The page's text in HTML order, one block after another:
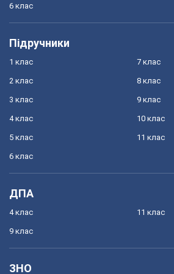
6 клас
Підручники
1 клас
2 клас
3 клас
4 клас
5 клас
6 клас
7 клас
8 клас
9 клас
10 клас
11 клас
ДПА
4 клас
9 клас
11 клас
ЗНО